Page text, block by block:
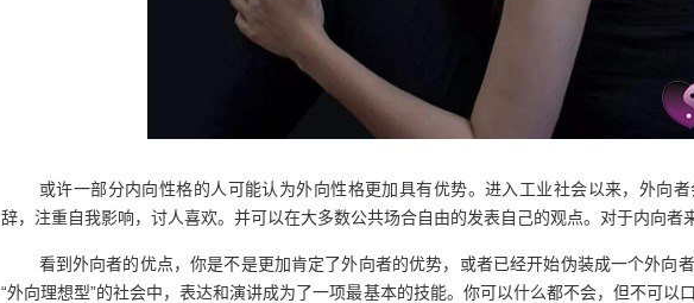
或许一部分内向性格的人可能认为外向性格更加具有优势。进入工业社会以来，外向
辞，注重自我影响，讨人喜欢。并可以在大多数公共场合自由的发表自己的观点。对于内向者
看到外向者的优点，你是不是更加肯定了外向者的优势，或者已经开始伪装成一个外向
“外向理想型”的社会中，表达和演讲成为了一项最基本的技能。你可以什么都不会，但不可以